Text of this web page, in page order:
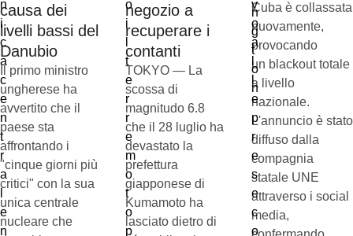
causa dei
livelli bassi del
Danubio
Il primo ministro
ungherese ha
avvertito che il
paese sta
affrontando i
"cinque giorni più
critici" con la sua
unica centrale
nucleare che
negozio a
recuperare i
contanti
TOKYO — La
scossa di
magnitudo 6.8
che il 28 luglio ha
devastato la
prefettura
giapponese di
Kumamoto ha
lasciato dietro di
Cuba è collassata
nuovamente,
provocando
un blackout totale
a livello
nazionale.
L'annuncio è stato
diffuso dalla
compagnia
statale UNE
attraverso i social
media,